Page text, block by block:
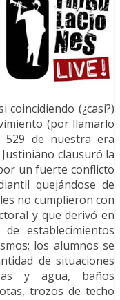
(¿casi?)
(por llamarlo
529 de nuestra era
clausuró la
un fuerte conflicto
quejándose de
no cumplieron con
y que derivó en
establecimientos
los alumnos se
de situaciones
y agua, baños
trozos de techo